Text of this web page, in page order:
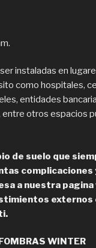
instaladas en
como hospitales,
entidades
entre otros espacios
de suelo que
complicaciones
a nuestra pagina
externos
WINTER